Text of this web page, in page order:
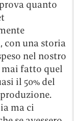
prova quanto
con una storia
nel nostro
mai fatto quel
il 50% del
ma ci